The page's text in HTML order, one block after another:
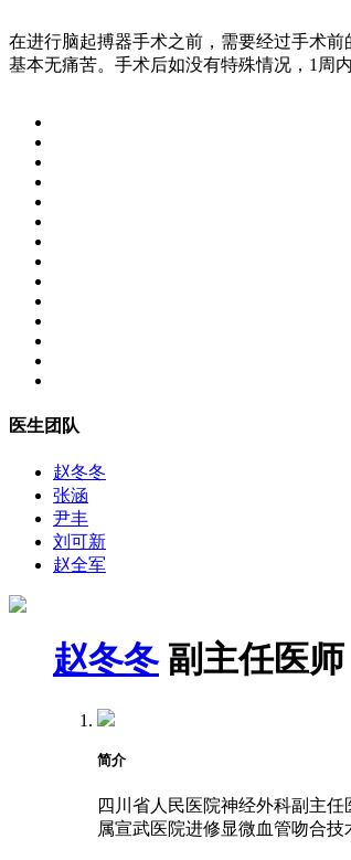
在进行脑起搏器手术之前，需要经过手术
基本无痛苦。手术后如没有特殊情况，1周
医生团队
赵冬冬
张涵
尹丰
刘可新
赵全军
赵冬冬 副主任医师
简介
四川省人民医院神经外科副主
属宣武医院进修显微血管吻合技